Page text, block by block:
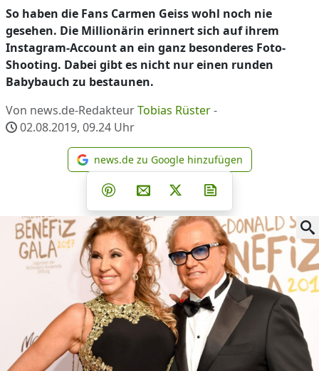
So haben die Fans Carmen Geiss wohl noch nie
gesehen. Die Millionärin erinnert sich auf ihrem
Instagram-Account an ein ganz besonderes Foto-
Shooting. Dabei gibt es nicht nur einen runden
Babybauch zu bestaunen.
Von news.de-RedakteurTobias Rüster-
02.08.2019, 09.24 Uhr
news.de zu Google
news.de zu Google hinzufügen
Teilen auf Facebook
Teilen auf Whatsapp
Teilen auf Telegram
Teilen auf Pinterest
Per E-Mail teilen
Post auf X